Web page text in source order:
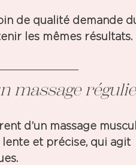
de qualité demande
les mêmes résultats.
massage
d’un massage
lente et précise, qui agit
.